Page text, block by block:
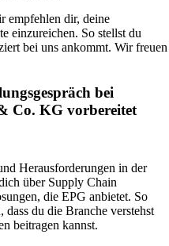
empfehlen dir, deine
einzureichen. So stellst du
bei uns ankommt. Wir freuen
bei
Co. KG vorbereitet
Herausforderungen in der
über Supply Chain
die EPG anbietet. So
du die Branche verstehst
beitragen kannst.